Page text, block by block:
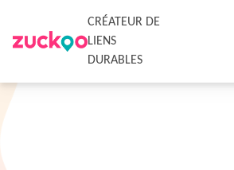
CRÉATEUR DE
LIENS
DURABLES